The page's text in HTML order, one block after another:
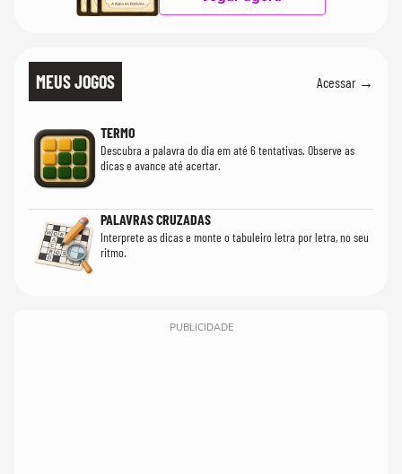
MEUS JOGOS Acessar →
TERMO
Descubra a palavra do dia em até 6 tentativas. Observe as
dicas e avance até acertar.
PALAVRAS CRUZADAS
Interprete as dicas e monte o tabuleiro letra por letra, no seu
ritmo.
PUBLICIDADE